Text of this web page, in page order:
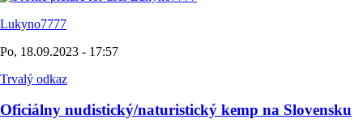
Lukyno7777
Po, 18.09.2023 - 17:57
Trvalý odkaz
Oficiálny nudistický/naturistický kemp na Slovensku